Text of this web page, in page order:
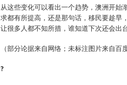
从这些变化可以看出一个趋势，澳洲开始
求都有所提高，还是那句话，移民要趁早
让很多人都不知所措，谁知道下次还会出
（部分论据来自网络；未标注图片来自百度
?